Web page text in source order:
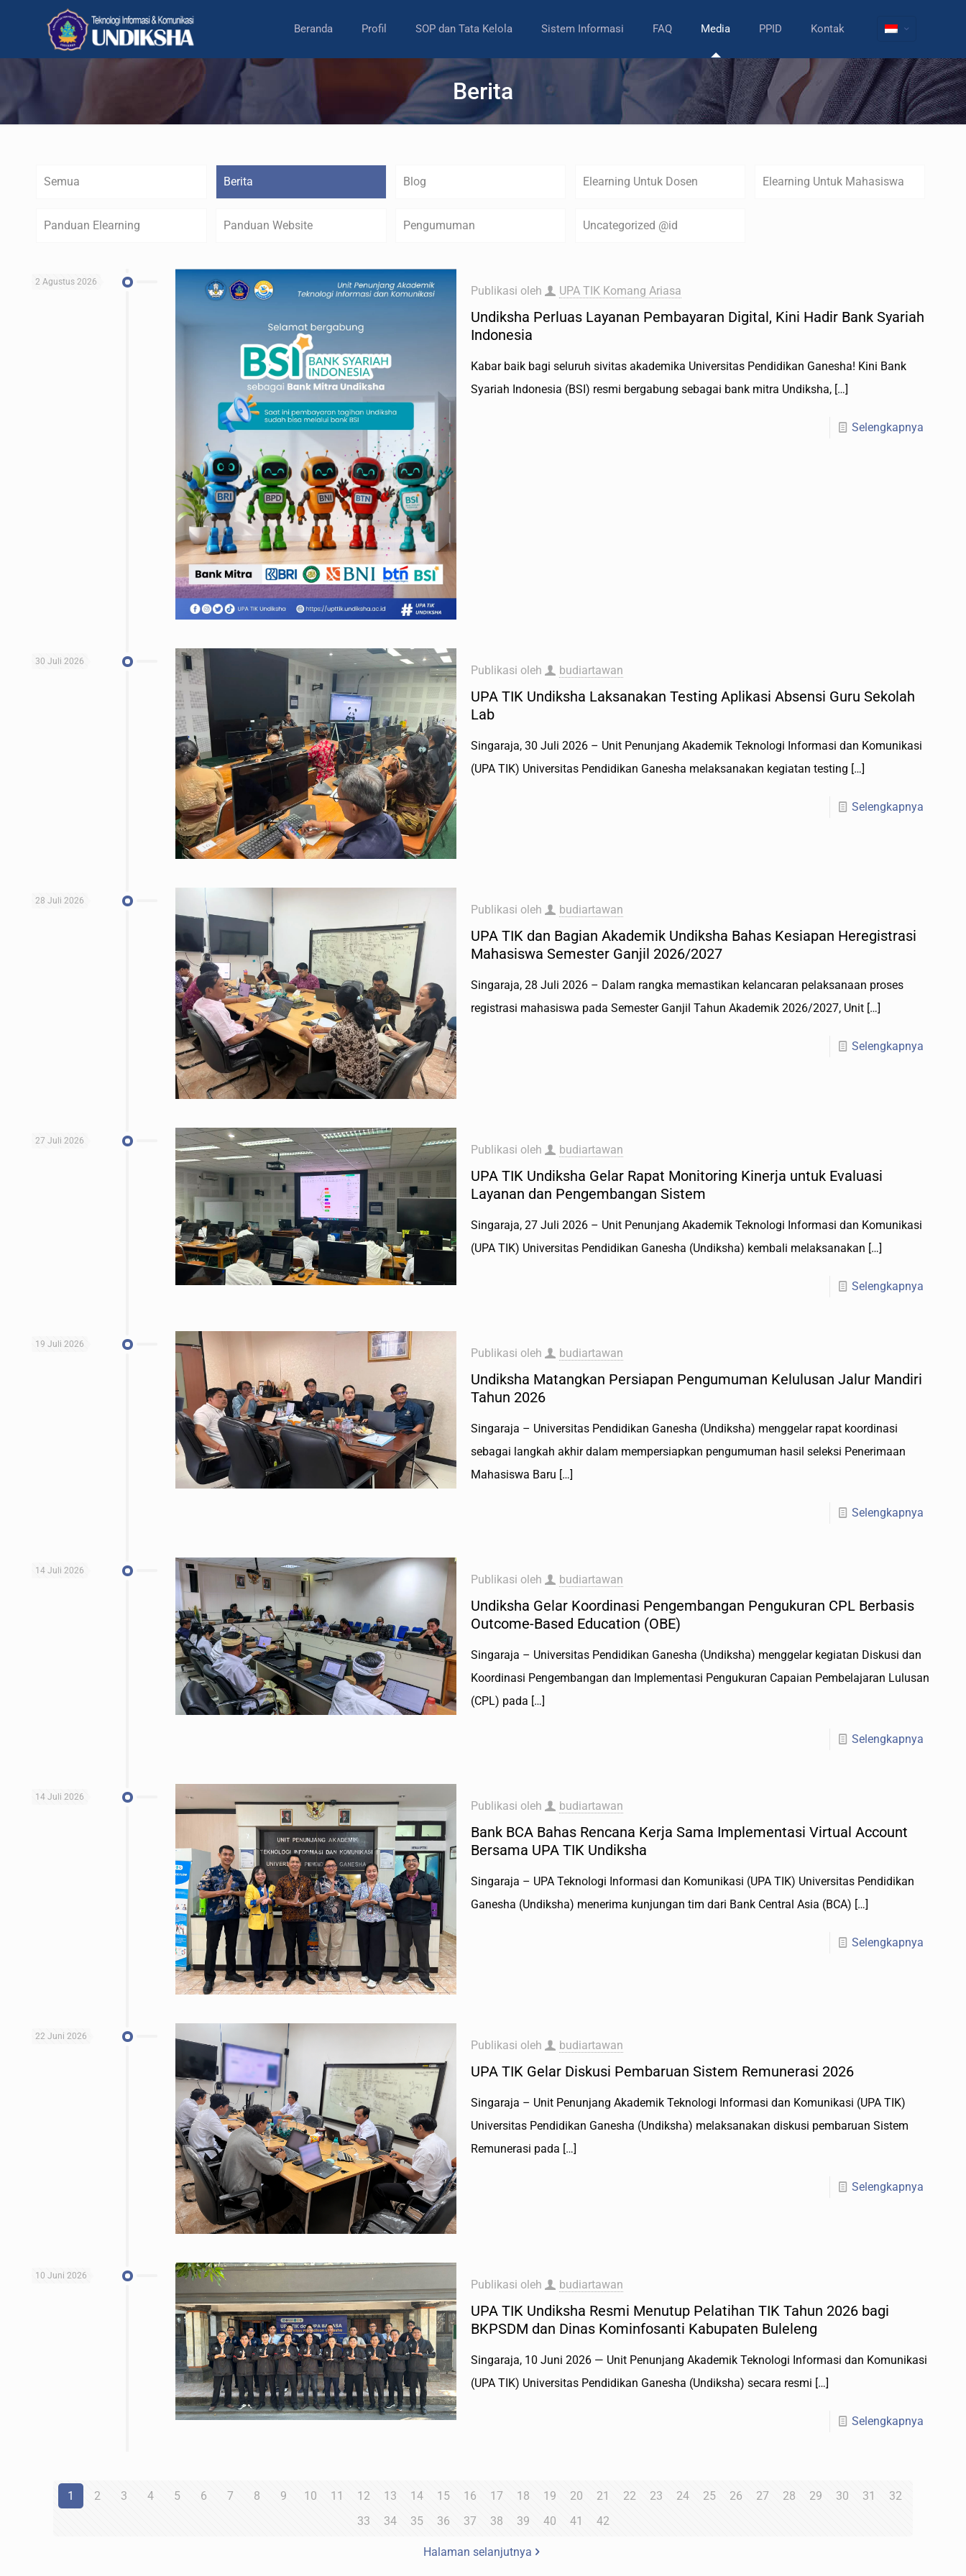
Beranda Profil SOP dan Tata Kelola Sistem Informasi FAQ Media PPID Kontak
Berita
Semua Berita Blog Elearning Untuk Dosen Elearning Untuk Mahasiswa
Panduan Elearning Panduan Website Pengumuman Uncategorized @id
2 Agustus 2026
Publikasi oleh UPA TIK Komang Ariasa
Undiksha Perluas Layanan Pembayaran Digital, Kini Hadir Bank Syariah
Indonesia
Kabar baik bagi seluruh sivitas akademika Universitas Pendidikan Ganesha! Kini Bank
Syariah Indonesia (BSI) resmi bergabung sebagai bank mitra Undiksha,[…]
Selengkapnya
30 Juli 2026
Publikasi oleh budiartawan
UPA TIK Undiksha Laksanakan Testing Aplikasi Absensi Guru Sekolah
Lab
Singaraja, 30 Juli 2026 – Unit Penunjang Akademik Teknologi Informasi dan Komunikasi
(UPA TIK) Universitas Pendidikan Ganesha melaksanakan kegiatan testing […]
Selengkapnya
28 Juli 2026
Publikasi oleh budiartawan
UPA TIK dan Bagian Akademik Undiksha Bahas Kesiapan Heregistrasi
Mahasiswa Semester Ganjil 2026/2027
Singaraja, 28 Juli 2026 – Dalam rangka memastikan kelancaran pelaksanaan proses
registrasi mahasiswa pada Semester Ganjil Tahun Akademik 2026/2027, Unit[…]
Selengkapnya
27 Juli 2026
Publikasi oleh budiartawan
UPA TIK Undiksha Gelar Rapat Monitoring Kinerja untuk Evaluasi
Layanan dan Pengembangan Sistem
Singaraja, 27 Juli 2026 – Unit Penunjang Akademik Teknologi Informasi dan Komunikasi
(UPA TIK) Universitas Pendidikan Ganesha (Undiksha) kembali melaksanakan […]
Selengkapnya
19 Juli 2026
Publikasi oleh budiartawan
Undiksha Matangkan Persiapan Pengumuman Kelulusan Jalur Mandiri
Tahun 2026
Singaraja – Universitas Pendidikan Ganesha (Undiksha) menggelar rapat koordinasi
sebagai langkah akhir dalam mempersiapkan pengumuman hasil seleksi Penerimaan
Mahasiswa Baru […]
Selengkapnya
14 Juli 2026
Publikasi oleh budiartawan
Undiksha Gelar Koordinasi Pengembangan Pengukuran CPL Berbasis
Outcome-Based Education (OBE)
Singaraja – Universitas Pendidikan Ganesha (Undiksha) menggelar kegiatan Diskusi dan
Koordinasi Pengembangan dan Implementasi Pengukuran Capaian Pembelajaran Lulusan
(CPL) pada […]
Selengkapnya
14 Juli 2026
Publikasi oleh budiartawan
Bank BCA Bahas Rencana Kerja Sama Implementasi Virtual Account
Bersama UPA TIK Undiksha
Singaraja – UPA Teknologi Informasi dan Komunikasi (UPA TIK) Universitas Pendidikan
Ganesha (Undiksha) menerima kunjungan tim dari Bank Central Asia (BCA) […]
Selengkapnya
22 Juni 2026
Publikasi oleh budiartawan
UPA TIK Gelar Diskusi Pembaruan Sistem Remunerasi 2026
Singaraja – Unit Penunjang Akademik Teknologi Informasi dan Komunikasi (UPA TIK)
Universitas Pendidikan Ganesha (Undiksha) melaksanakan diskusi pembaruan Sistem
Remunerasi pada […]
Selengkapnya
10 Juni 2026
Publikasi oleh budiartawan
UPA TIK Undiksha Resmi Menutup Pelatihan TIK Tahun 2026 bagi
BKPSDM dan Dinas Kominfosanti Kabupaten Buleleng
Singaraja, 10 Juni 2026 — Unit Penunjang Akademik Teknologi Informasi dan Komunikasi
(UPA TIK) Universitas Pendidikan Ganesha (Undiksha) secara resmi […]
Selengkapnya
1 2 3 4 5 6 7 8 9 10 11 12 13 14 15 16 17 18 19 20 21 22 23 24 25 26 27 28 29 30 31
32
33
34 35 36 37 38 39 40 41 42
Halaman selanjutnya